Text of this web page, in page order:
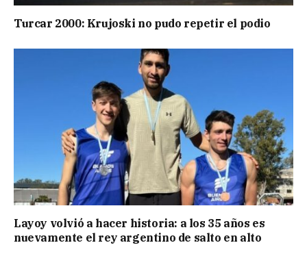
Turcar 2000: Krujoski no pudo repetir el podio
Layoy volvió a hacer historia: a los 35 años es
nuevamente el rey argentino de salto en alto